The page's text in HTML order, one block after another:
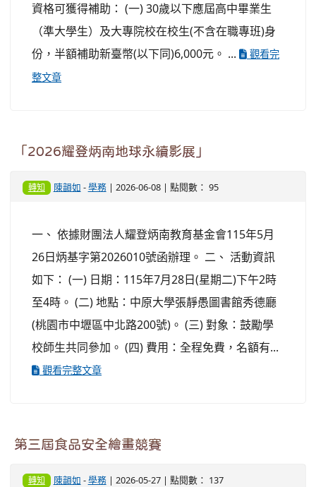
資格可獲得補助： (一) 30歲以下應屆高中畢業生
（準大學生）及大專院校在校生(不含在職專班)身
份，半額補助新臺幣(以下同)6,000元。 ...
觀看完
整文章
「2026耀登炳南地球永續影展」
轉知 陳韻如 -學務| 2026-06-08 | 點閱數： 95
一、 依據財團法人耀登炳南教育基金會115年5月
26日炳基字第2026010號函辦理。 二、 活動資訊
如下： (一) 日期：115年7月28日(星期二)下午2時
至4時。 (二) 地點：中原大學張靜愚圖書館秀德廳
(桃園市中壢區中北路200號)。 (三) 對象：鼓勵學
校師生共同參加。 (四) 費用：全程免費，名額有...
觀看完整文章
第三屆食品安全繪畫競賽
轉知 陳韻如 -學務| 2026-05-27 | 點閱數： 137